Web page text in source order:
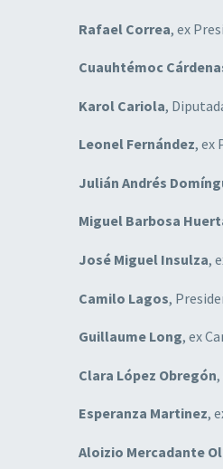
Rafael Correa, ex
Cuauhtémoc
Karol Cariola,
Leonel Fernández, ex
Julián Andrés
Miguel Barbosa
José Miguel Insulza,
Camilo Lagos,
Guillaume Long, ex
Clara López Obregón
Esperanza Martinez,
Aloizio Mercadante